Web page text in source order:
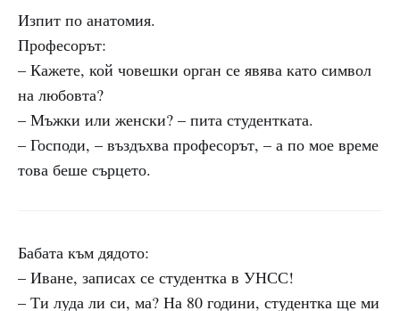
Изпит по анатомия.
Професорът:
– Кажете, кой човешки орган се явява като символ
на любовта?
– Мъжки или женски? – пита студентката.
– Господи, – въздъхва професорът, – а по мое време
това беше сърцето.
Бабата към дядото:
– Иване, записах се студентка в УНСС!
– Ти луда ли си, ма? На 80 години, студентка ще ми